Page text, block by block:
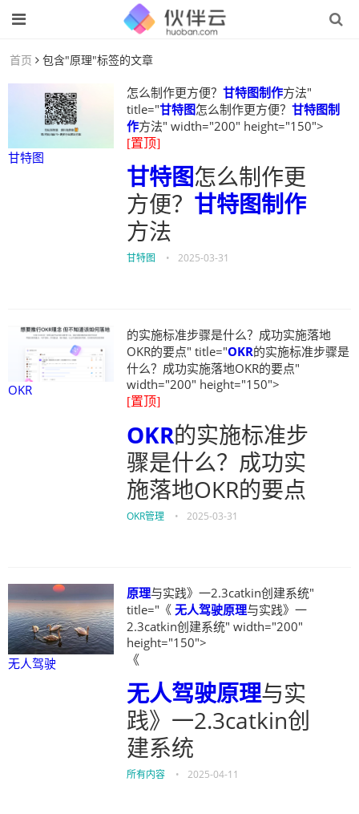
首页 包含"原理"标签的文章
甘特图
怎么制作更方便？ 甘特图制作方法"
title="甘特图怎么制作更方便？ 甘特图制
作方法" width="200" height="150">
[置顶]
甘特图怎么制作更
方便？ 甘特图制作
方法
甘特图 • 2025-03-31
OKR
的实施标准步骤是什么？成功实施落地
OKR的要点" title="OKR的实施标准步骤是
什么？成功实施落地OKR的要点"
width="200" height="150">
[置顶]
OKR的实施标准步
骤是什么？成功实
施落地OKR的要点
OKR管理 • 2025-03-31
无人驾驶
原理与实践》一2.3catkin创建系统"
title="《 无人驾驶原理与实践》一
2.3catkin创建系统" width="200"
height="150">
《
无人驾驶原理与实
践》一2.3catkin创
建系统
所有内容 • 2025-04-11